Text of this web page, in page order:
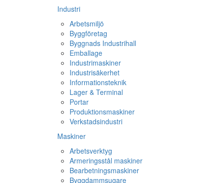
Industri
Arbetsmiljö
Byggföretag
Byggnads Industrihall
Emballage
Industrimaskiner
Industrisäkerhet
Informationsteknik
Lager & Terminal
Portar
Produktionsmaskiner
Verkstadsindustri
Maskiner
Arbetsverktyg
Armeringsstål maskiner
Bearbetningsmaskiner
Byggdammsugare